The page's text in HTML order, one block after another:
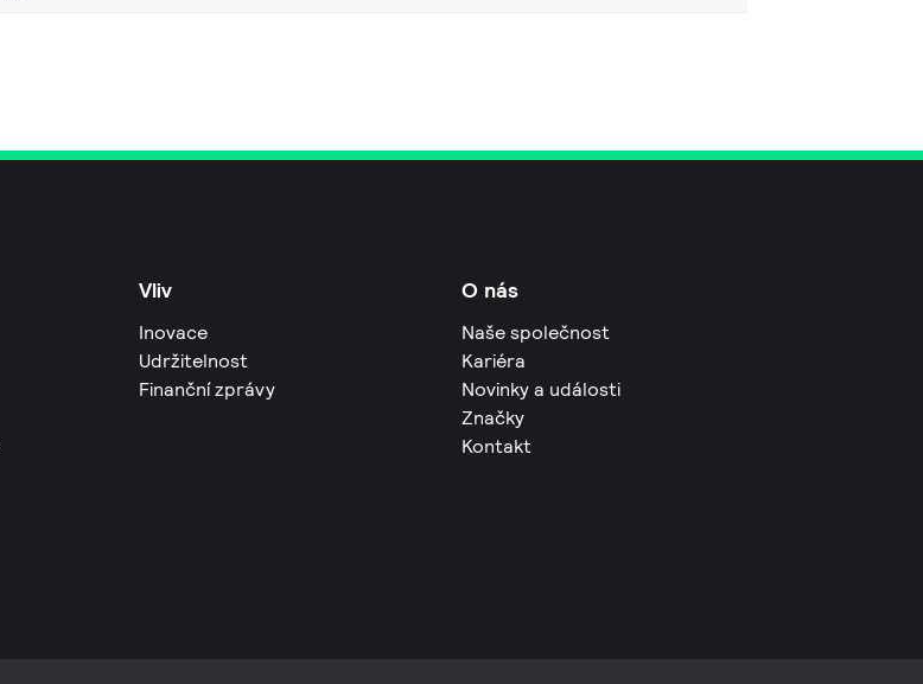
Vliv
Inovace
Udržitelnost
Finanční zprávy
O nás
Naše společnost
Kariéra
Novinky a události
Značky
Kontakt